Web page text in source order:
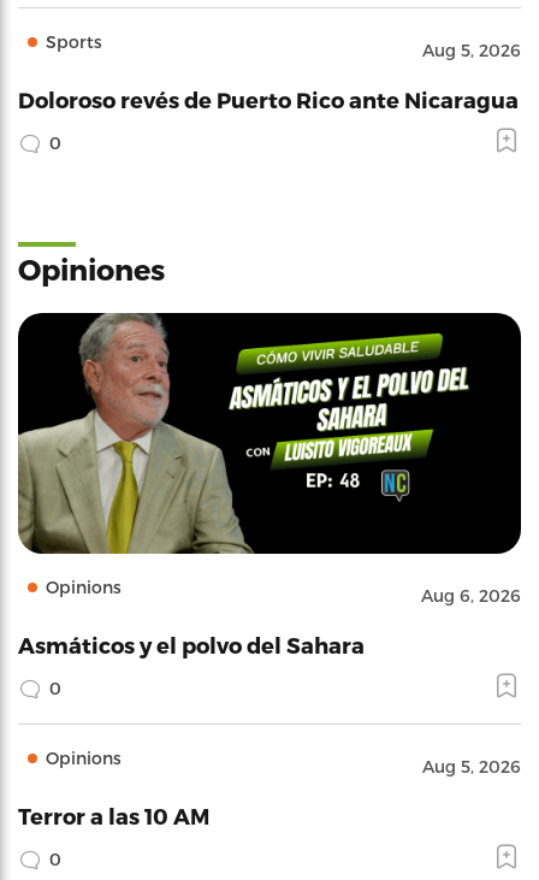
Sports Aug 5, 2026
Doloroso revés de Puerto Rico ante Nicaragua
0
Opiniones
Opinions Aug 6, 2026
Asmáticos y el polvo del Sahara
0
Opinions Aug 5, 2026
Terror a las 10 AM
0